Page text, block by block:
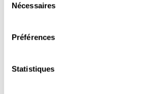
Nécessaires
Préférences
Statistiques